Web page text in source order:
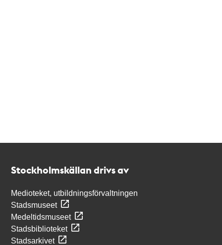
Stockholmskällan drivs av
Medioteket, utbildningsförvaltningen
Stadsmuseet
Medeltidsmuseet
Stadsbiblioteket
Stadsarkivet